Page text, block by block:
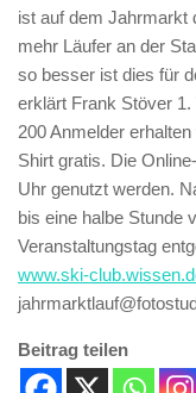
ist auf dem Jahrmarkt
mehr Läufer an der
so besser ist dies für
erklärt Frank Stöver
200 Anmelder
Shirt gratis. Die
Uhr genutzt werden.
bis eine halbe Stunde
Veranstaltungstag
www.ski-
Beitrag teilen